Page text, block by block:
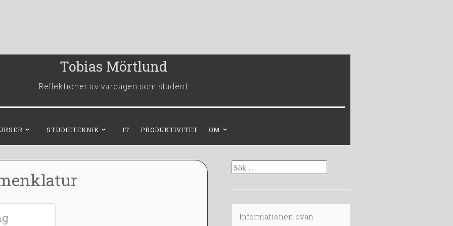
Tobias Mörtlund
Reflektioner av vardagen som student
STUDIETEKNIK IT PRODUKTIVITET OM
Sök
Informationen ovan